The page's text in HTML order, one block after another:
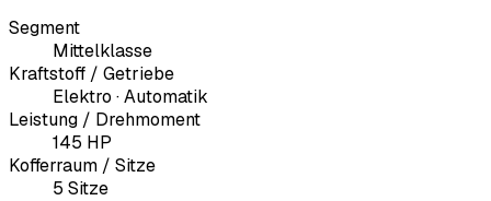
Segment
Mittelklasse
Kraftstoff / Getriebe
Elektro · Automatik
Leistung / Drehmoment
145 HP
Kofferraum / Sitze
5 Sitze